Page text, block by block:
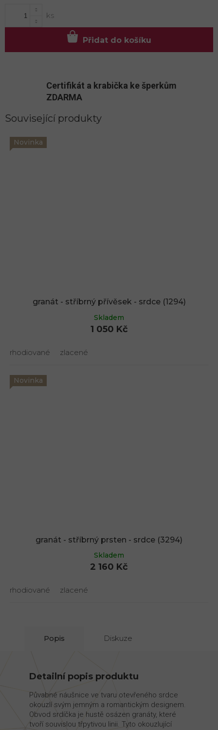
Přidat do košíku
Certifikát a krabička ke šperkům
ZDARMA
Související produkty
Novinka
granát - stříbrný přívěsek - srdce (1294)
Skladem
1 050 Kč
rhodiované zlacené
Novinka
granát - stříbrný prsten - srdce (3294)
Skladem
2 160 Kč
rhodiované zlacené
Popis Diskuze
Detailní popis produktu
Půvabné náušnice ve tvaru otevřeného srdce
okouzlí svým jemným a romantickým designem.
Obvod srdíčka je hustě osázen granáty, které
tvoří souvislou třpytivou linii. Tyto okouzlující